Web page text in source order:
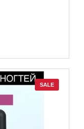
SALE